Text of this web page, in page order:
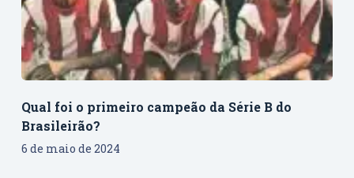
Qual foi o primeiro campeão da Série B do
Brasileirão?
6 de maio de 2024